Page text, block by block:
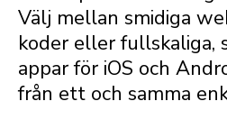
Välj mellan smidiga
koder eller fullskaliga,
appar för iOS och
från ett och samma